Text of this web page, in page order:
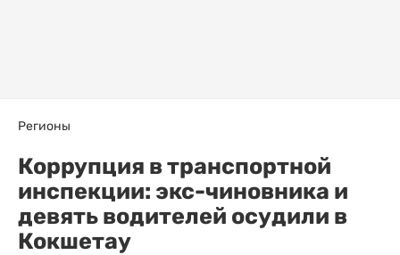
Регионы
Коррупция в транспортной
инспекции: экс-чиновника и
девять водителей осудили в
Кокшетау